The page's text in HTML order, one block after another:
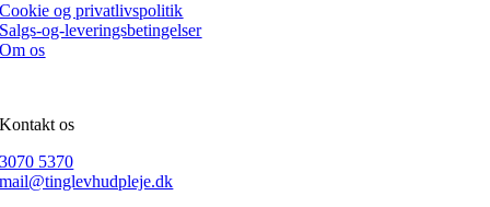
Cookie og privatlivspolitik
Salgs-og-leveringsbetingelser
Om os
Kontakt os
3070 5370
mail@tinglevhudpleje.dk